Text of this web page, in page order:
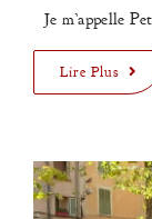
Je m’appelle
Lire Plus